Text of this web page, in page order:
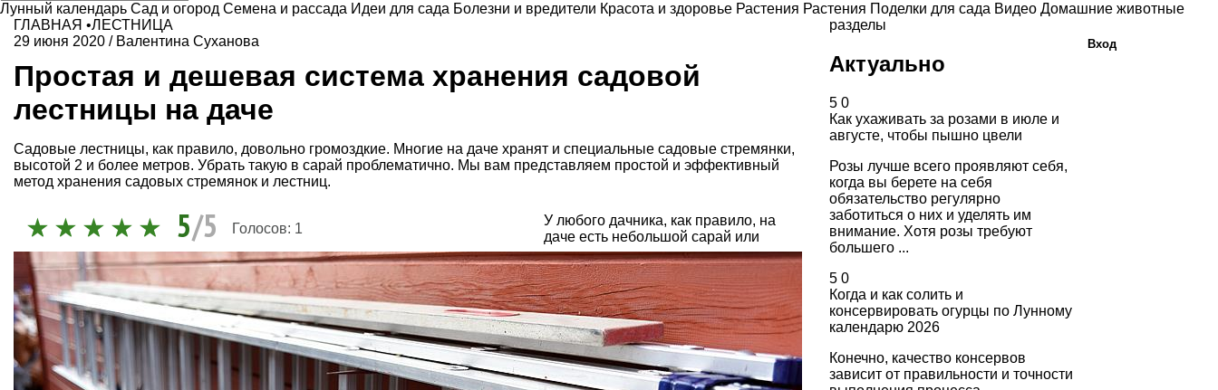
Лунный календарь Сад и огород Семена и рассада Идеи для сада Болезни и вредители Красота и здоровье Растения Растения Поделки для сада Видео Домашние животные
ГЛАВНАЯ •ЛЕСТНИЦА
29 июня 2020 / Валентина Суханова
Простая и дешевая система хранения садовой
лестницы на даче
Садовые лестницы, как правило, довольно громоздкие. Многие на даче хранят и специальные садовые стремянки,
высотой 2 и более метров. Убрать такую в сарай проблематично. Мы вам представляем простой и эффективный
метод хранения садовых стремянок и лестниц.
5/5 Голосов: 1
У любого дачника, как правило, на
даче есть небольшой сарай или
разделы
Актуально
5 0
Как ухаживать за розами в июле и
августе, чтобы пышно цвели
Розы лучше всего проявляют себя,
когда вы берете на себя
обязательство регулярно
заботиться о них и уделять им
внимание. Хотя розы требуют
большего ...
5 0
Когда и как солить и
консервировать огурцы по Лунному
календарю 2026
Конечно, качество консервов
зависит от правильности и точности
Вход